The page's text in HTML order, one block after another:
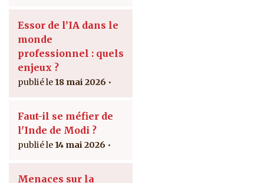
Essor de l’IA dans le
monde
professionnel : quels
enjeux ?
18 mai 2026
Faut-il se méfier de
l'Inde de Modi ?
14 mai 2026
Menaces sur la